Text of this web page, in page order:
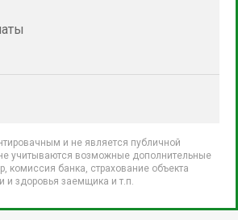
и не является публичной
учитываются возможные дополнительные
комиссия банка, страхование объекта
здоровья заемщика и т.п.